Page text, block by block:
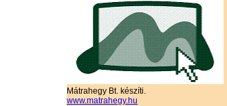
Mátrahegy Bt. készíti.
www.matrahegy.hu